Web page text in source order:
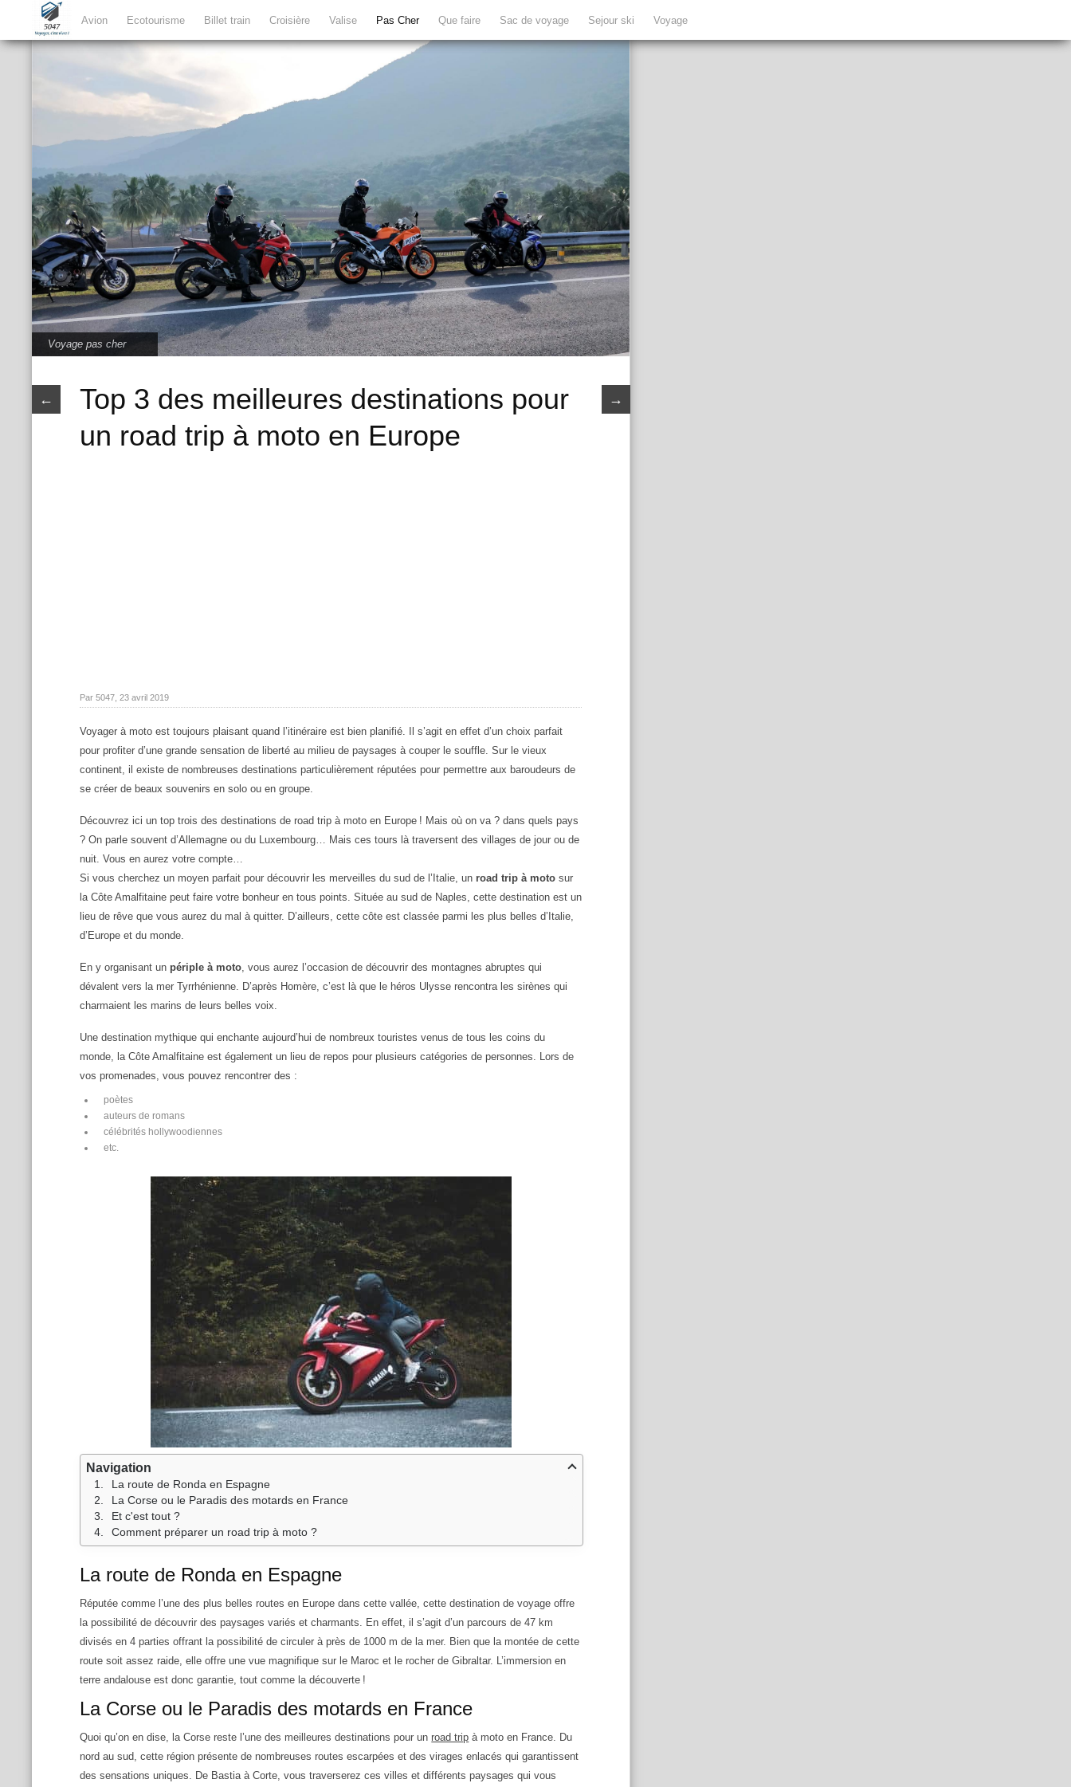
Avion Ecotourisme Billet train Croisière Valise Pas Cher Que faire Sac de voyage Sejour ski Voyage
Voyage pas cher
← →
Top 3 des meilleures destinations pour
un road trip à moto en Europe
Par 5047, 23 avril 2019
Voyager à moto est toujours plaisant quand l’itinéraire est bien planifié. Il s’agit en effet d’un choix parfait
pour profiter d’une grande sensation de liberté au milieu de paysages à couper le souffle. Sur le vieux
continent, il existe de nombreuses destinations particulièrement réputées pour permettre aux baroudeurs de
se créer de beaux souvenirs en solo ou en groupe.
Découvrez ici un top trois des destinations de road trip à moto en Europe ! Mais où on va ? dans quels pays
? On parle souvent d’Allemagne ou du Luxembourg… Mais ces tours là traversent des villages de jour ou de
nuit. Vous en aurez votre compte…
Si vous cherchez un moyen parfait pour découvrir les merveilles du sud de l’Italie, un road trip à moto sur
la Côte Amalfitaine peut faire votre bonheur en tous points. Située au sud de Naples, cette destination est un
lieu de rêve que vous aurez du mal à quitter. D’ailleurs, cette côte est classée parmi les plus belles d’Italie,
d’Europe et du monde.
En y organisant un périple à moto, vous aurez l’occasion de découvrir des montagnes abruptes qui
dévalent vers la mer Tyrrhénienne. D’après Homère, c’est là que le héros Ulysse rencontra les sirènes qui
charmaient les marins de leurs belles voix.
Une destination mythique qui enchante aujourd’hui de nombreux touristes venus de tous les coins du
monde, la Côte Amalfitaine est également un lieu de repos pour plusieurs catégories de personnes. Lors de
vos promenades, vous pouvez rencontrer des :
poètes
auteurs de romans
célébrités hollywoodiennes
etc.
Navigation
La route de Ronda en Espagne
La Corse ou le Paradis des motards en France
Et c'est tout ?
Comment préparer un road trip à moto ?
La route de Ronda en Espagne
Réputée comme l’une des plus belles routes en Europe dans cette vallée, cette destination de voyage offre
la possibilité de découvrir des paysages variés et charmants. En effet, il s’agit d’un parcours de 47 km
divisés en 4 parties offrant la possibilité de circuler à près de 1000 m de la mer. Bien que la montée de cette
route soit assez raide, elle offre une vue magnifique sur le Maroc et le rocher de Gibraltar. L’immersion en
terre andalouse est donc garantie, tout comme la découverte !
La Corse ou le Paradis des motards en France
Quoi qu’on en dise, la Corse reste l’une des meilleures destinations pour unroad trip à moto en France. Du
nord au sud, cette région présente de nombreuses routes escarpées et des virages enlacés qui garantissent
des sensations uniques. De Bastia à Corte, vous traverserez ces villes et différents paysages qui vous